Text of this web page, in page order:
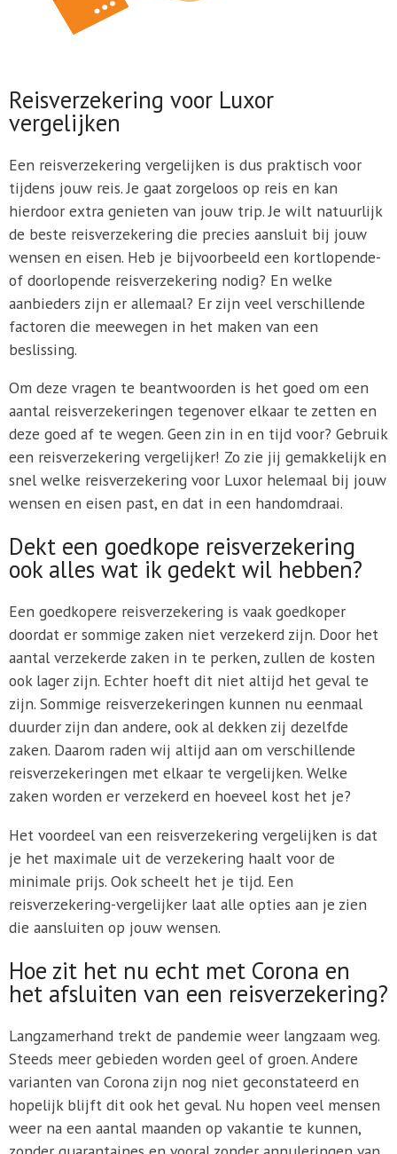
Reisverzekering voor Luxor
vergelijken
Een reisverzekering vergelijken is dus praktisch voor
tijdens jouw reis. Je gaat zorgeloos op reis en kan
hierdoor extra genieten van jouw trip. Je wilt natuurlijk
de beste reisverzekering die precies aansluit bij jouw
wensen en eisen. Heb je bijvoorbeeld een kortlopende-
of doorlopende reisverzekering nodig? En welke
aanbieders zijn er allemaal? Er zijn veel verschillende
factoren die meewegen in het maken van een
beslissing.
Om deze vragen te beantwoorden is het goed om een
aantal reisverzekeringen tegenover elkaar te zetten en
deze goed af te wegen. Geen zin in en tijd voor? Gebruik
een reisverzekering vergelijker! Zo zie jij gemakkelijk en
snel welke reisverzekering voor Luxor helemaal bij jouw
wensen en eisen past, en dat in een handomdraai.
Dekt een goedkope reisverzekering
ook alles wat ik gedekt wil hebben?
Een goedkopere reisverzekering is vaak goedkoper
doordat er sommige zaken niet verzekerd zijn. Door het
aantal verzekerde zaken in te perken, zullen de kosten
ook lager zijn. Echter hoeft dit niet altijd het geval te
zijn. Sommige reisverzekeringen kunnen nu eenmaal
duurder zijn dan andere, ook al dekken zij dezelfde
zaken. Daarom raden wij altijd aan om verschillende
reisverzekeringen met elkaar te vergelijken. Welke
zaken worden er verzekerd en hoeveel kost het je?
Het voordeel van een reisverzekering vergelijken is dat
je het maximale uit de verzekering haalt voor de
minimale prijs. Ook scheelt het je tijd. Een
reisverzekering-vergelijker laat alle opties aan je zien
die aansluiten op jouw wensen.
Hoe zit het nu echt met Corona en
het afsluiten van een reisverzekering?
Langzamerhand trekt de pandemie weer langzaam weg.
Steeds meer gebieden worden geel of groen. Andere
varianten van Corona zijn nog niet geconstateerd en
hopelijk blijft dit ook het geval. Nu hopen veel mensen
weer na een aantal maanden op vakantie te kunnen,